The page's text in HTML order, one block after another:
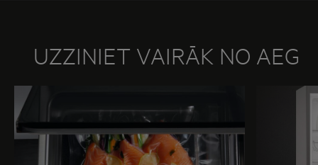
UZZINIET VAIRĀK NO AEG